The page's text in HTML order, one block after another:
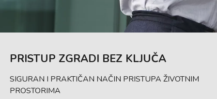
PRISTUP ZGRADI BEZ KLJUČA
SIGURAN I PRAKTIČAN NAČIN PRISTUPA ŽIVOTNIM
PROSTORIMA